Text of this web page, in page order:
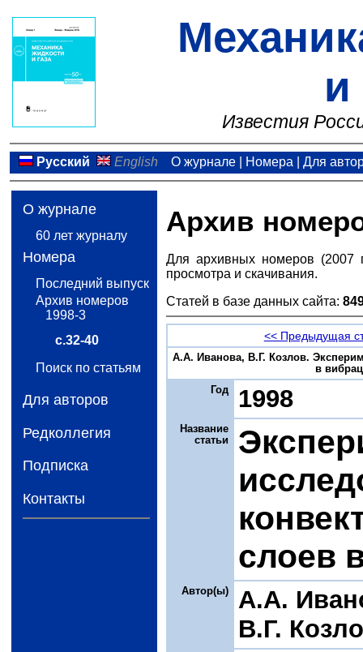
и
Известия
Русский English О журнале| Номера Для
О журнале
60 лет журналу
Номера
Последний выпуск
Архив номеров
1998-3
с.32-40
Поиск по статьям
Для авторов
Редколлегия
Подписка
Контакты
Архив
Для архивных номеров (2007
просмотра и скачивания.
Статей в базе данных сайта:
<< Предыдущая
А.А. Иванова, В.Г. Козлов.
в
Год
1998
Название
статьи
слоев
Автор(ы)
А.А.
В.Г.